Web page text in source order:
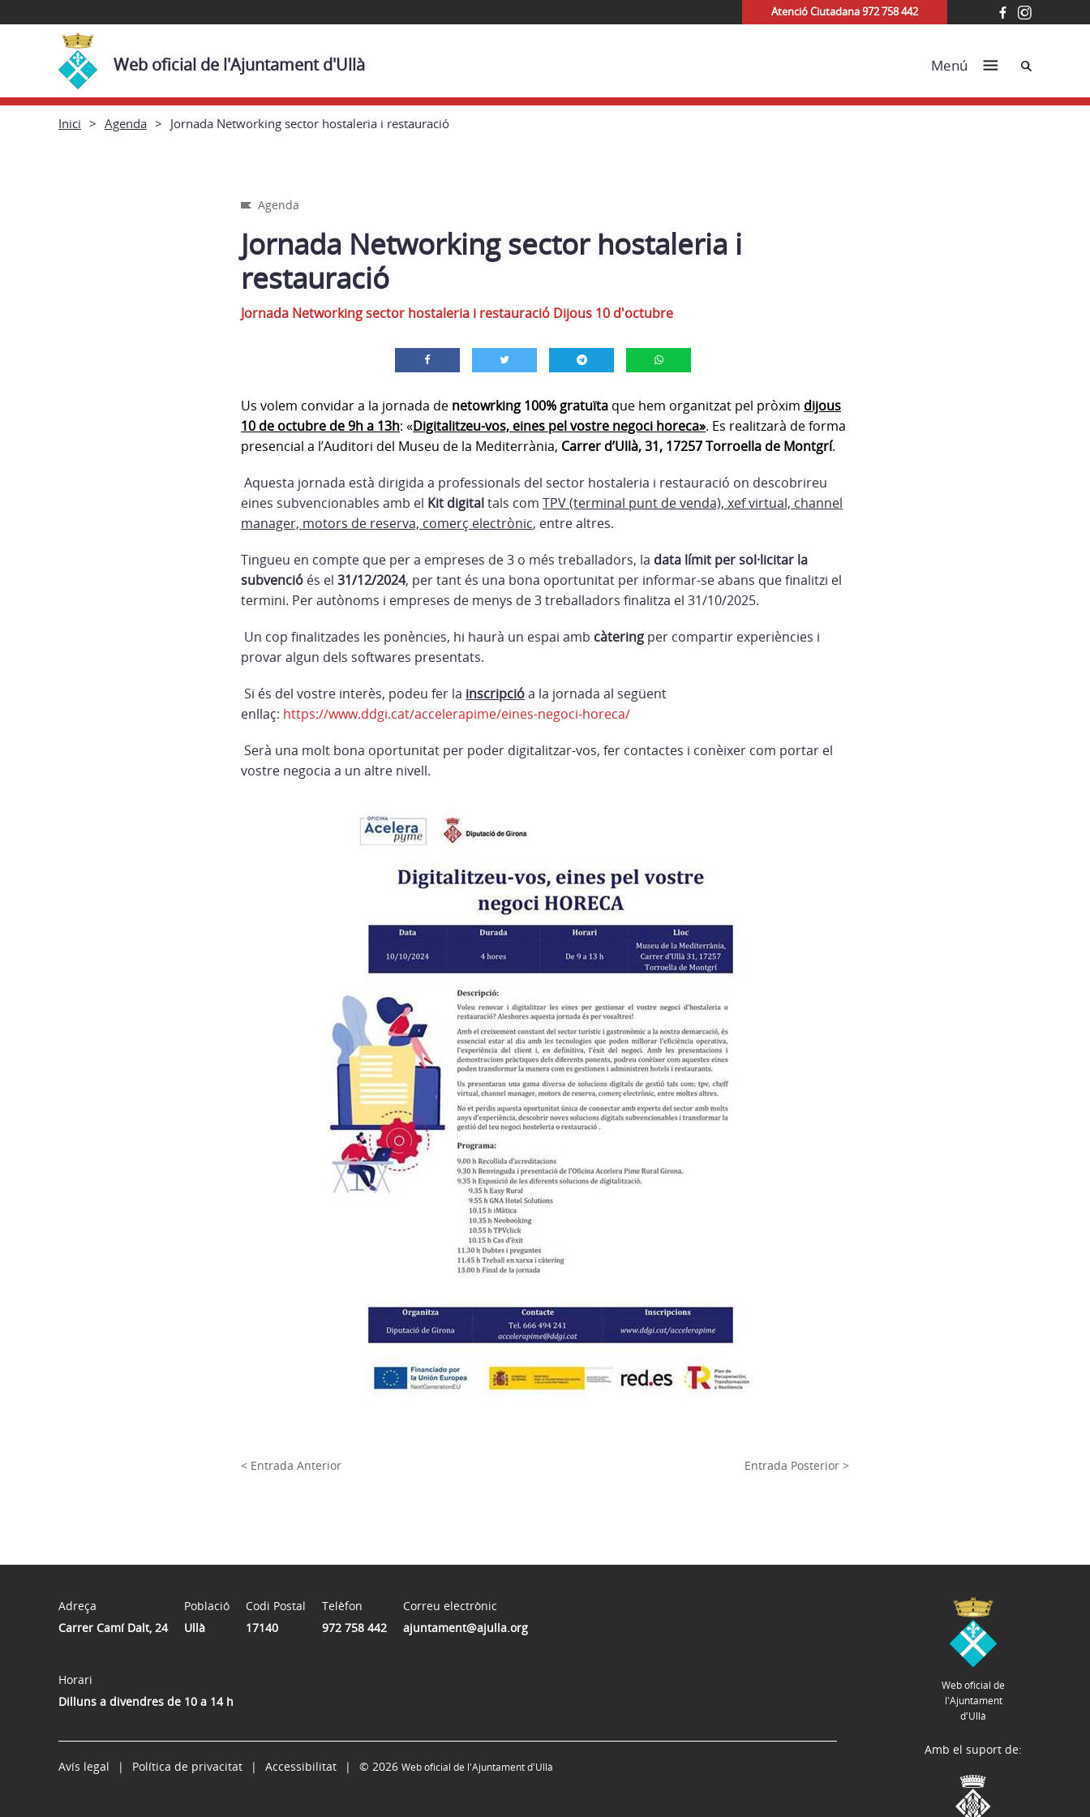
Atenció Ciutadana 972 758 442
Web oficial de l'Ajuntament d'Ullà Menú Cerca
Inici Agenda Jornada Networking sector hostaleria i restauració
Agenda
Jornada Networking sector hostaleria i
restauració
Jornada Networking sector hostaleria i restauració Dijous 10 d'octubre
Us volem convidar a la jornada de netowrking 100% gratuïta que hem organitzat pel pròxim dijous
10 de octubre de 9h a 13h: «Digitalitzeu-vos, eines pel vostre negoci horeca». Es realitzarà de forma
presencial a l’Auditori del Museu de la Mediterrània, Carrer d’Ullà, 31, 17257 Torroella de Montgrí.
Aquesta jornada està dirigida a professionals del sector hostaleria i restauració on descobrireu
eines subvencionables amb el Kit digitaltals com TPV (terminal punt de venda), xef virtual, channel
manager, motors de reserva, comerç electrònic, entre altres.
Tingueu en compte que per a empreses de 3 o més treballadors, la data límit per sol·licitar la
subvenció és el 31/12/2024, per tant és una bona oportunitat per informar-se abans que finalitzi el
termini. Per autònoms i empreses de menys de 3 treballadors finalitza el 31/10/2025.
Un cop finalitzades les ponències, hi haurà un espai amb càtering per compartir experiències i
provar algun dels softwares presentats.
Si és del vostre interès, podeu fer la inscripcióa la jornada al següent
enllaç: https://www.ddgi.cat/accelerapime/eines-negoci-horeca/
Serà una molt bona oportunitat per poder digitalitzar-vos, fer contactes i conèixer com portar el
vostre negocia a un altre nivell.
< Entrada Anterior Entrada Posterior >
Adreça
Carrer Camí Dalt, 24
Població
Ullà
Codi Postal
17140
Telèfon
972 758 442
Correu electrònic
ajuntament@ajulla.org
Horari
Dilluns a divendres de 10 a 14 h
Web oficial de
l'Ajuntament
d'Ullà
Avís legal Política de privacitat Accessibilitat © 2026 Web oficial de l'Ajuntament d'Ullà
Amb el suport de: